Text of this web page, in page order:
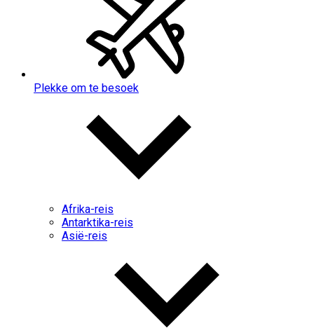
Plekke om te besoek
Afrika-reis
Antarktika-reis
Asië-reis